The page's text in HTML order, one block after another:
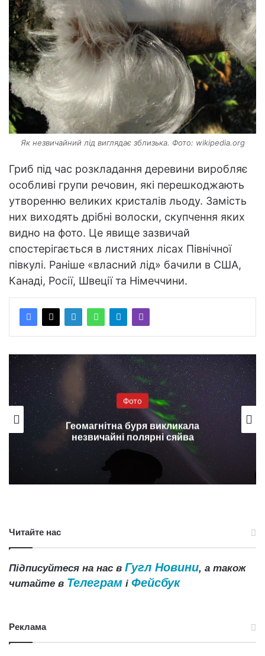
Як незвичайний лід виглядає зблизька. Фото: wikipedia.org
Гриб під час розкладання деревини виробляє
особливі групи речовин, які перешкоджають
утворенню великих кристалів льоду. Замість
них виходять дрібні волоски, скупчення яких
видно на фото. Це явище зазвичай
спостерігається в листяних лісах Північної
півкулі. Раніше «власний лід» бачили в США,
Канаді, Росії, Швеції та Німеччини.
Фото
Геомагнітна буря викликала
незвичайні полярні сяйва
Читайте нас
Підписуйтеся на нас в Гугл Новини, а також
читайте в Телеграм і Фейсбук
Реклама